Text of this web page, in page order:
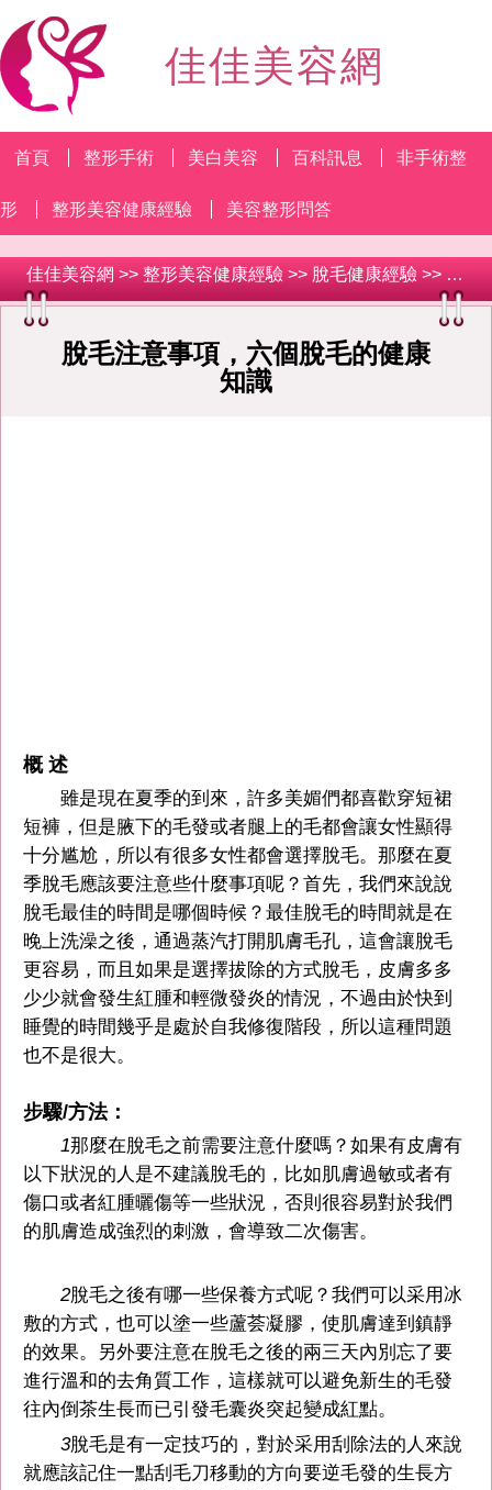
佳佳美容網
首頁 整形手術 美白美容 百科訊息 非手術整
形 整形美容健康經驗 美容整形問答
佳佳美容網 >> 整形美容健康經驗 >> 脫毛健康經驗 >> 脫毛注意事項，六個脫毛的健康知識
脫毛注意事項，六個脫毛的健康
知識
概 述
雖是現在夏季的到來，許多美媚們都喜歡穿短裙
短褲，但是腋下的毛發或者腿上的毛都會讓女性顯得
十分尴尬，所以有很多女性都會選擇脫毛。那麼在夏
季脫毛應該要注意些什麼事項呢？首先，我們來說說
脫毛最佳的時間是哪個時候？最佳脫毛的時間就是在
晚上洗澡之後，通過蒸汽打開肌膚毛孔，這會讓脫毛
更容易，而且如果是選擇拔除的方式脫毛，皮膚多多
少少就會發生紅腫和輕微發炎的情況，不過由於快到
睡覺的時間幾乎是處於自我修復階段，所以這種問題
也不是很大。
步驟/方法：
1那麼在脫毛之前需要注意什麼嗎？如果有皮膚有
以下狀況的人是不建議脫毛的，比如肌膚過敏或者有
傷口或者紅腫曬傷等一些狀況，否則很容易對於我們
的肌膚造成強烈的刺激，會導致二次傷害。
2脫毛之後有哪一些保養方式呢？我們可以采用冰
敷的方式，也可以塗一些蘆荟凝膠，使肌膚達到鎮靜
的效果。另外要注意在脫毛之後的兩三天內別忘了要
進行溫和的去角質工作，這樣就可以避免新生的毛發
往內倒茶生長而已引發毛囊炎突起變成紅點。
3脫毛是有一定技巧的，對於采用刮除法的人來說
就應該記住一點刮毛刀移動的方向要逆毛發的生長方